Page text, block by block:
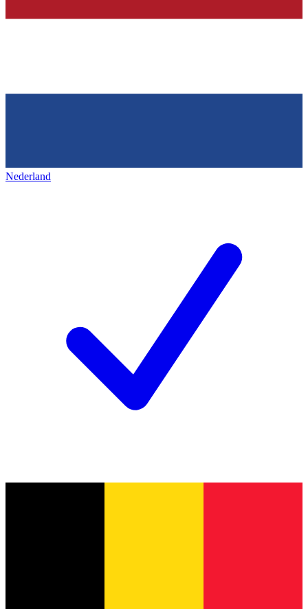
Nederland